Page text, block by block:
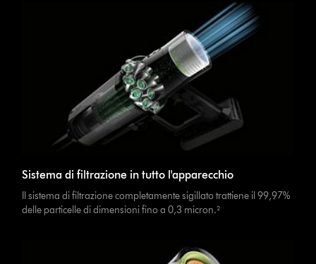
Sistema di filtrazione in tutto l'apparecchio
Il sistema di filtrazione completamente sigillato trattiene il 99,97%
delle particelle di dimensioni fino a 0,3 micron.²